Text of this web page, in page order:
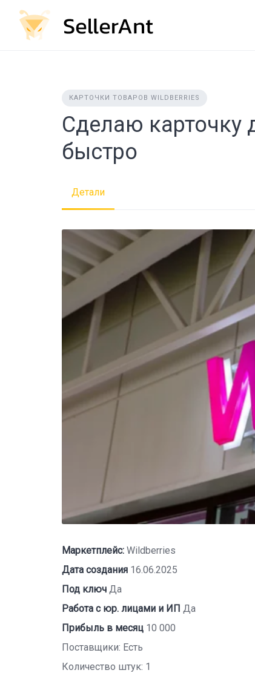
content
КАРТОЧКИ ТОВАРОВ WILDBERRIES
Сделаю карточку
быстро
Детали
Маркетплейс: Wildberries
Дата создания 16.06.2025
Под ключ Да
Работа с юр. лицами и ИП Да
Прибыль в месяц 10 000
Поставщики: Есть
Количество штук: 1